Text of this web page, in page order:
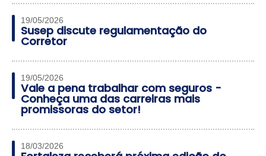
19/05/2026
Susep discute regulamentação do
Corretor
19/05/2026
Vale a pena trabalhar com seguros -
Conheça uma das carreiras mais
promissoras do setor!
18/03/2026